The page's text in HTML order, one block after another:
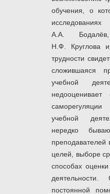
обучения, о
А.А.
Н.Ф. Круглова
трудности
сложившаяся
учебной
недооценивает
учебной
нередко
преподавателей
целей, выборе
способах оценки
постоянной